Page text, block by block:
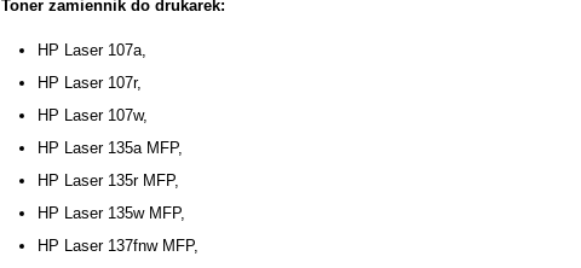
Toner zamiennik do drukarek:
HP Laser 107a,
HP Laser 107r,
HP Laser 107w,
HP Laser 135a MFP,
HP Laser 135r MFP,
HP Laser 135w MFP,
HP Laser 137fnw MFP,